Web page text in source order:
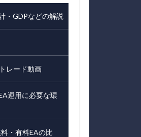
・GDPなどの解説
レード動画
運用に必要な環
・有料EAの比